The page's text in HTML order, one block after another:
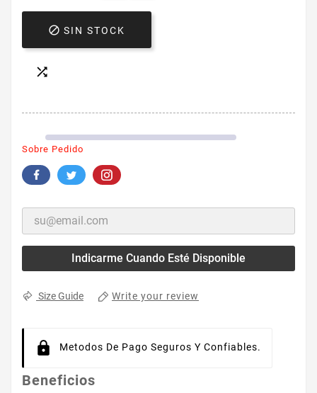
 SIN STOCK

Sobre Pedido
Indicarme Cuando Esté Disponible
Size Guide Write your review
Metodos De Pago Seguros Y Confiables.
Beneficios